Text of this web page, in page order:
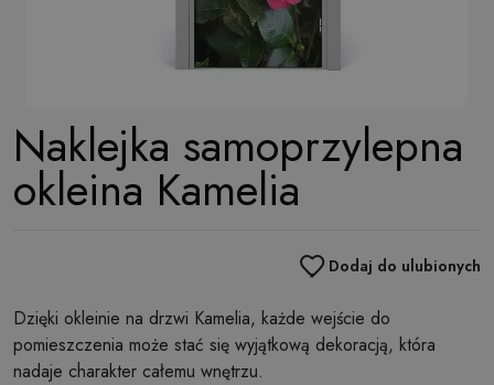
Naklejka samoprzylepna
okleina Kamelia
Dodaj do ulubionych
Dzięki okleinie na drzwi Kamelia, każde wejście do
pomieszczenia może stać się wyjątkową dekoracją, która
nadaje charakter całemu wnętrzu.